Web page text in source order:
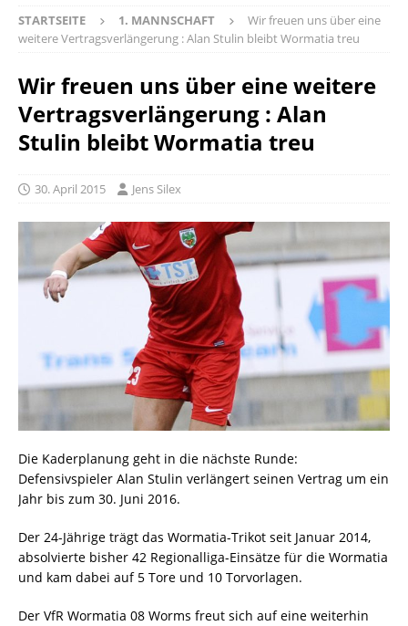
STARTSEITE 1. MANNSCHAFT
Wir freuen uns über eine
weitere Vertragsverlängerung : Alan Stulin bleibt Wormatia treu
Wir freuen uns über eine weitere
Vertragsverlängerung : Alan
Stulin bleibt Wormatia treu
30. April 2015 Jens Silex
Die Kaderplanung geht in die nächste Runde:
Defensivspieler Alan Stulin verlängert seinen Vertrag um ein
Jahr bis zum 30. Juni 2016.
Der 24-Jährige trägt das Wormatia-Trikot seit Januar 2014,
absolvierte bisher 42 Regionalliga-Einsätze für die Wormatia
und kam dabei auf 5 Tore und 10 Torvorlagen.
Der VfR Wormatia 08 Worms freut sich auf eine weiterhin